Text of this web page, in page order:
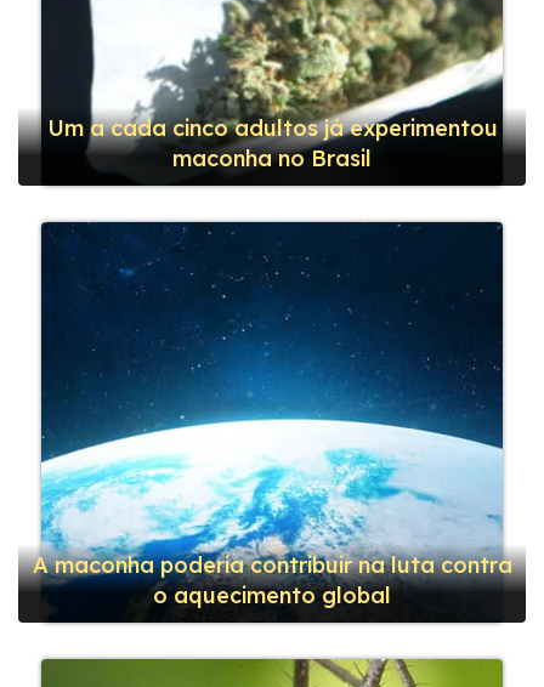
Um a cada cinco adultos já experimentou
maconha no Brasil
A maconha poderia contribuir na luta contra
o aquecimento global